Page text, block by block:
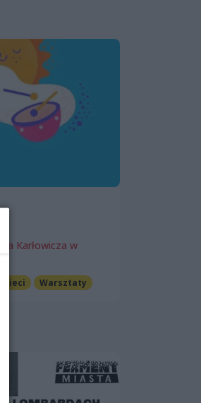
Karłowicza w
dzieci Warsztaty